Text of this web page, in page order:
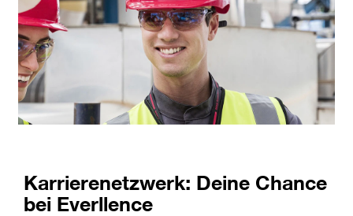
Karrierenetzwerk: Deine Chance
bei Everllence